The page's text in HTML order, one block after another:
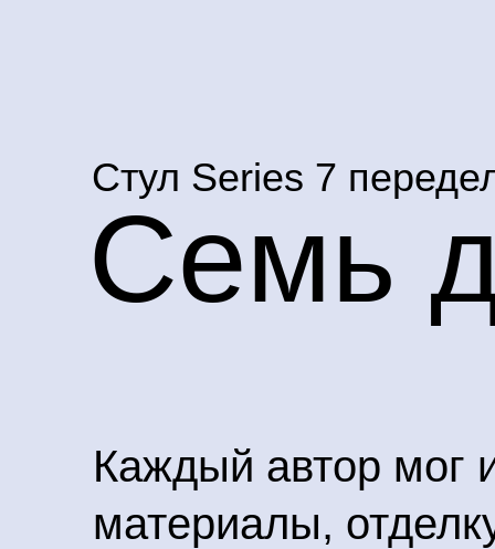
Каждый автор мог
материалы,
Стул Series 7
Семь